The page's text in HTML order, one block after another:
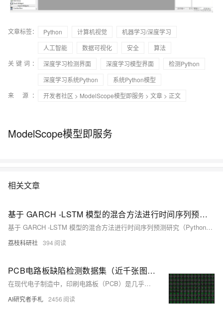
文章标签： Python 计算机视觉
机器学习/深度学习
人工智能
数据可视化 安全
算法
关键词：
深度学习检测界面 深度学习模型界面
检测Python
深度学习系统Python
系统Python模型
来 源：
开发者社区 > ModelScope模型即服务 > 文章 > 正文
ModelScope模型即服务
相关文章
基于 GARCH -LSTM 模型的混合方法进行时间序列预测研究（Python代码实现）
基于 GARCH -LSTM 模型的混合方法进行时间序列预测研究（Python代码实现）
荔枝科研社 394
PCB电路板缺陷检测数据集（近千张图片已划分、已标注）| 适用于YOLO系列深度学习检测任务【数据集分享】
在现代电子制造中，印刷电路板（PCB）是几乎所有电子设备的核心组成部分。随着PCB设计复杂度不断增加，人工检测PCB缺陷不仅效率低，而且容易漏检或误判。因此，利用计算机视觉和深度学习技术对PCB缺陷进行自动检测成为行业发展的必然趋势。
AI研究者手札 2456